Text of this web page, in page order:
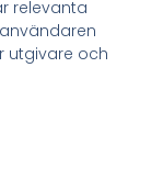
relevanta
utgivare och